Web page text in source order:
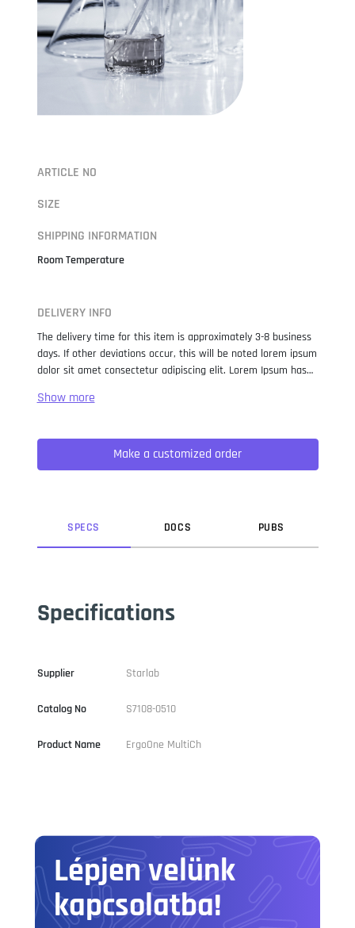
ARTICLE NO
SIZE
SHIPPING INFORMATION
Room Temperature
DELIVERY INFO
The delivery time for this item is approximately 3-8 business
days. If other deviations occur, this will be noted lorem ipsum
dolor sit amet consectetur adipiscing elit. Lorem Ipsum has
when an unknown printer took a galley of type and
not only five centuries, but also the leap into electronic
typesetting, remaining essentially unchanged. It was
popularised in the 1960s with the release of Letraset sheets
Make a customized order
SPECS DOCS PUBS
Specifications
Supplier Starlab
Catalog No S7108-0510
Product Name ErgoOne MultiCh
Lépjen velünk
kapcsolatba!